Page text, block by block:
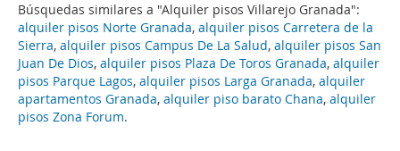
Búsquedas similares a "Alquiler pisos Villarejo Granada":
alquiler pisos Norte Granada, alquiler pisos Carretera de la
Sierra, alquiler pisos Campus De La Salud, alquiler pisos San
Juan De Dios, alquiler pisos Plaza De Toros Granada, alquiler
pisos Parque Lagos, alquiler pisos Larga Granada, alquiler
apartamentos Granada, alquiler piso barato Chana, alquiler
pisos Zona Forum.